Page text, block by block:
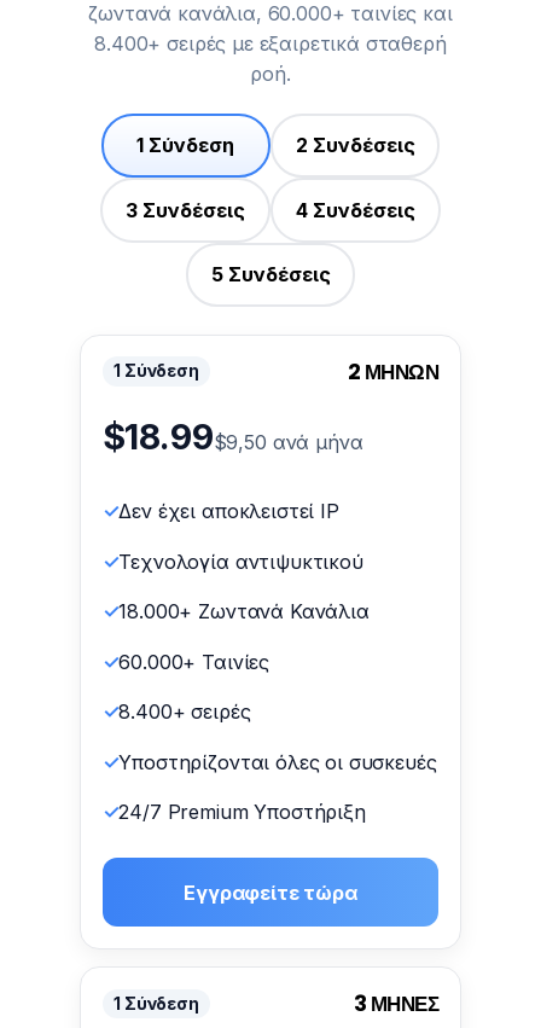
ζωντανά κανάλια, 60.000+ ταινίες και
8.400+ σειρές με εξαιρετικά σταθερή
ροή.
1 Σύνδεση 2 Συνδέσεις
3 Συνδέσεις 4 Συνδέσεις
5 Συνδέσεις
1 Σύνδεση 2 ΜΗΝΩΝ
$18.99$9,50 ανά μήνα
Δεν έχει αποκλειστεί IP
Τεχνολογία αντιψυκτικού
18.000+ Ζωντανά Κανάλια
60.000+ Ταινίες
8.400+ σειρές
Υποστηρίζονται όλες οι συσκευές
24/7 Premium Υποστήριξη
Εγγραφείτε τώρα
1 Σύνδεση 3 ΜΗΝΕΣ